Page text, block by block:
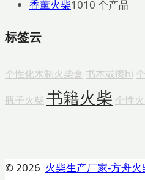
香薰火柴1010 个产品
标签云
个性化木制火柴盒 书本或擦hi
瓶子火柴 书籍火柴 个性
© 2026 火柴生产厂家-方舟火